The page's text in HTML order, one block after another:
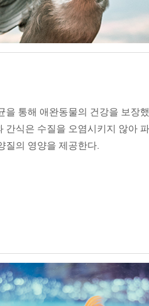
을 통해 애완동물의 건강을 보장
간식은 수질을 오염시키지 않아
질의 영양을 제공한다.